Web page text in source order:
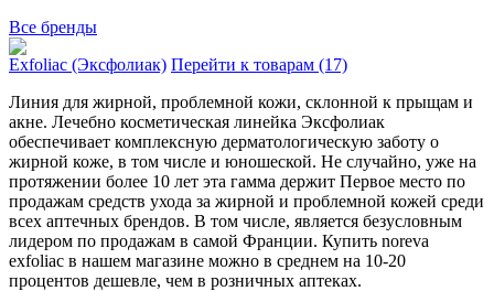
Все бренды
Exfoliac (Эксфолиак) Перейти к товарам (17)
Линия для жирной, проблемной кожи, склонной к прыщам и
акне. Лечебно косметическая линейка Эксфолиак
обеспечивает комплексную дерматологическую заботу о
жирной коже, в том числе и юношеской. Не случайно, уже на
протяжении более 10 лет эта гамма держит Первое место по
продажам средств ухода за жирной и проблемной кожей среди
всех аптечных брендов. В том числе, является безусловным
лидером по продажам в самой Франции. Купить noreva
exfoliac в нашем магазине можно в среднем на 10-20
процентов дешевле, чем в розничных аптеках.